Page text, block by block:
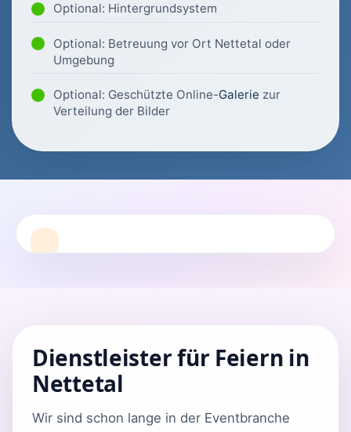
Optional: Hintergrundsystem
Optional: Betreuung vor Ort Nettetal oder
Umgebung
Optional: Geschützte Online-Galerie zur
Verteilung der Bilder
Dienstleister für Feiern in
Nettetal
Wir sind schon lange in der Eventbranche